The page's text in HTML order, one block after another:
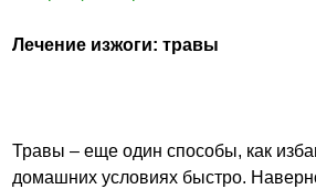
Лечение изжоги: травы
Травы – еще один способы, как
домашних условиях быстро.